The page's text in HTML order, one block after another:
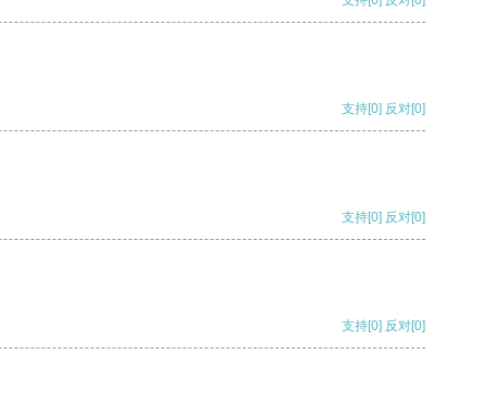
支持[0] 反对[0]
支持[0] 反对[0]
支持[0] 反对[0]